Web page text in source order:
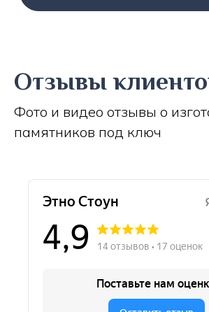
Отзывы
Фото и видео отзывы о
памятников под ключ